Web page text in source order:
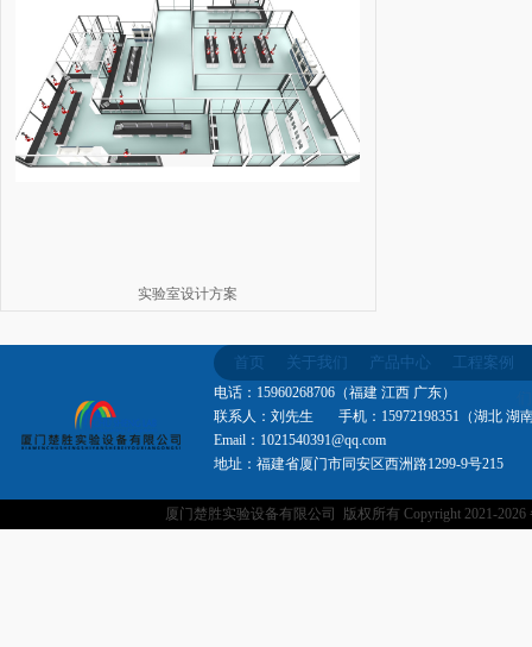
实验室设计方案
首页 关于我们 产品中心
工程案例
电话：15960268706（福建 江西 广东）
联系人：刘先生 手机：15972198351（湖北 湖
Email：1021540391@qq.com
地址：福建省厦门市同安区西洲路1299-9号215
厦门楚胜实验设备有限公司 版权所有 Copyright 2021-2026